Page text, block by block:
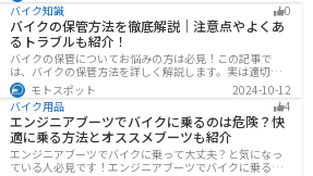
ので安心です。スマートモニターは、スマホと連動させ
てスマホの機能をそのまま利用できます。ドラレコや死
角警告、駐車場の振動検知など様々な便利機能も搭載さ
れています。
バイク知識
0
バイクの保管方法を徹底解説｜注意点やよくあ
るトラブルも紹介！
バイクの保管についてお悩みの方は必見！この記事で
は、バイクの保管方法を詳しく解説します。実は適切に
保管しなければ、バイクの状態を悪化させる恐れがあり
ます。記事を参考にすれば、バイクを状態良く長持ちさ
せることが可能です。
モトスポット
2024-10-12
バイク用品
4
エンジニアブーツでバイクに乗るのは危険？快
適に乗る方法とオススメブーツも紹介
エンジニアブーツでバイクに乗って大丈夫？と気になっ
ている人必見です！エンジニアブーツでバイクに乗るメ